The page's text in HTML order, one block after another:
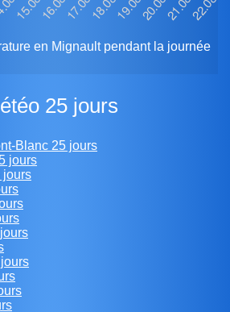
en Mignault pendant la journée
Météo 25 jours
Blanc 25 jours
jours
jours